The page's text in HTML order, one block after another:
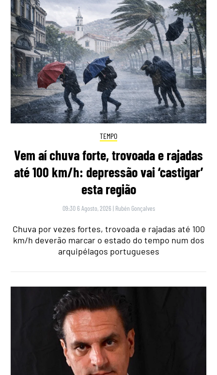
TEMPO
Vem aí chuva forte, trovoada e rajadas
até 100 km/h: depressão vai ‘castigar’
esta região
09:30 6 Agosto, 2026 | Rubén Gonçalves
Chuva por vezes fortes, trovoada e rajadas até 100
km/h deverão marcar o estado do tempo num dos
arquipélagos portugueses